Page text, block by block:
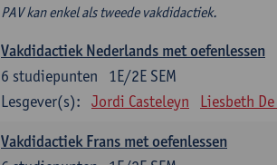
PAV kan enkel als tweede vakdidactiek.
Vakdidactiek Nederlands met oefenlessen
1E/2E SEM
6 studiepunten
Lesgever(s):
Jordi Casteleyn Liesbeth
Vakdidactiek Frans met oefenlessen